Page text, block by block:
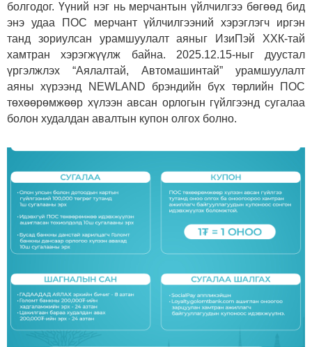
болгодог. Үүний нэг нь мерчантын үйлчилгээ бөгөөд бид
энэ удаа ПОС мерчант үйлчилгээний хэрэглэгч иргэн
танд зориулсан урамшуулалт аяныг ИзиПэй ХХК-тай
хамтран хэрэгжүүлж байна. 2025.12.15-ныг дуустал
үргэлжлэх “Аялалтай, Автомашинтай” урамшуулалт
аяны хүрээнд NEWLAND брэндийн бүх төрлийн ПОС
төхөөрөмжөөр хүлээн авсан орлогын гүйлгээнд сугалаа
болон худалдан авалтын купон олгох болно.